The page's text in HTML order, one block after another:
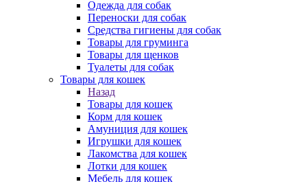
Одежда для собак
Переноски для собак
Средства гигиены для собак
Товары для груминга
Товары для щенков
Туалеты для собак
Товары для кошек
Назад
Товары для кошек
Корм для кошек
Амуниция для кошек
Игрушки для кошек
Лакомства для кошек
Лотки для кошек
Мебель для кошек